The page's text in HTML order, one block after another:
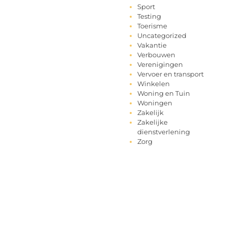
Sport
Testing
Toerisme
Uncategorized
Vakantie
Verbouwen
Verenigingen
Vervoer en transport
Winkelen
Woning en Tuin
Woningen
Zakelijk
Zakelijke
dienstverlening
Zorg